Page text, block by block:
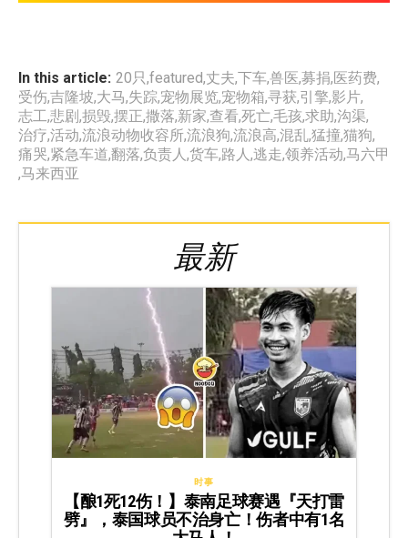
In this article: 20只,featured,丈夫,下车,兽医,募捐,医药费,
受伤,吉隆坡,大马,失踪,宠物展览,宠物箱,寻获,引擎,影片,
志工,悲剧,损毁,摆正,撒落,新家,查看,死亡,毛孩,求助,沟渠,
治疗,活动,流浪动物收容所,流浪狗,流浪高,混乱,猛撞,猫狗,
痛哭,紧急车道,翻落,负责人 ,货车,路人 ,逃走,领养活动,马六甲
,马来西亚
最新
时事
【酿1死12伤！】泰南足球赛遇『天打雷
劈』，泰国球员不治身亡！伤者中有1名